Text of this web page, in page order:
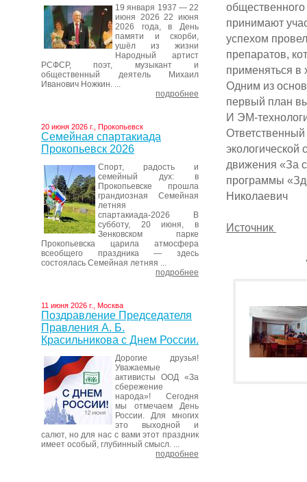
19 января 1937 — 22
июня 2026 22 июня
2026 года, в День
памяти и скорби,
ушёл из жизни
Народный артист
РСФСР, поэт, музыкант и
общественный деятель Михаил
Иванович Ножкин. ...
подробнее
20 июня 2026 г., Прокопьевск
Семейная спартакиада
Прокопьевск 2026
Спорт, радость и
семейный дух: в
Прокопьевске прошла
грандиозная Семейная
летняя
спартакиада-2026 В
субботу, 20 июня, в
Зенковском парке
Прокопьевска царила атмосфера
всеобщего праздника — здесь
состоялась Семейная летняя ...
подробнее
11 июня 2026 г., Москва
Поздравление Председателя
Правления А. Б.
Красильникова с Днем России.
Дорогие друзья!
Уважаемые
активисты ООД «За
сбережение
народа»! Сегодня
мы отмечаем День
России. Для многих
это выходной и
салют, но для нас с вами этот праздник
имеет особый, глубинный смысл. ...
подробнее
принимают
успехом
препаратов,
применяться в
Одним из
первый план
И ЭМ-
экологической
движения «За
программы
Николаевич
Источник